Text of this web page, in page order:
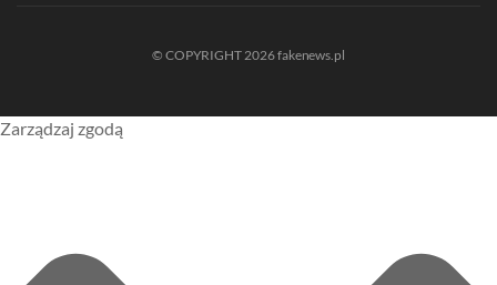
© COPYRIGHT 2026 fakenews.pl
Zarządzaj zgodą